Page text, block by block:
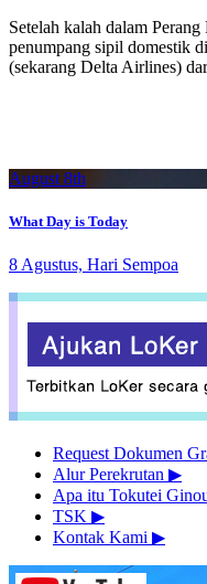
Setelah kalah dalam
penumpang sipil domestik
(sekarang Delta Airlines)
August 8th
What Day is Today
8 Agustus, Hari Sempoa
Request Dokumen
Alur Perekrutan ▶︎
Apa itu Tokutei
TSK ▶︎
Kontak Kami ▶︎